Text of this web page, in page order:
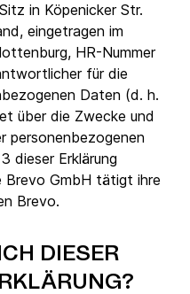
in Köpenicker Str.
eingetragen im
HR-Nummer
für die
Daten (d. h.
über die Zwecke und
personenbezogenen
dieser Erklärung
Brevo GmbH tätigt ihre
Brevo.
DIESER